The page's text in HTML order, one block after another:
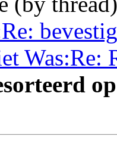
Was:Re: